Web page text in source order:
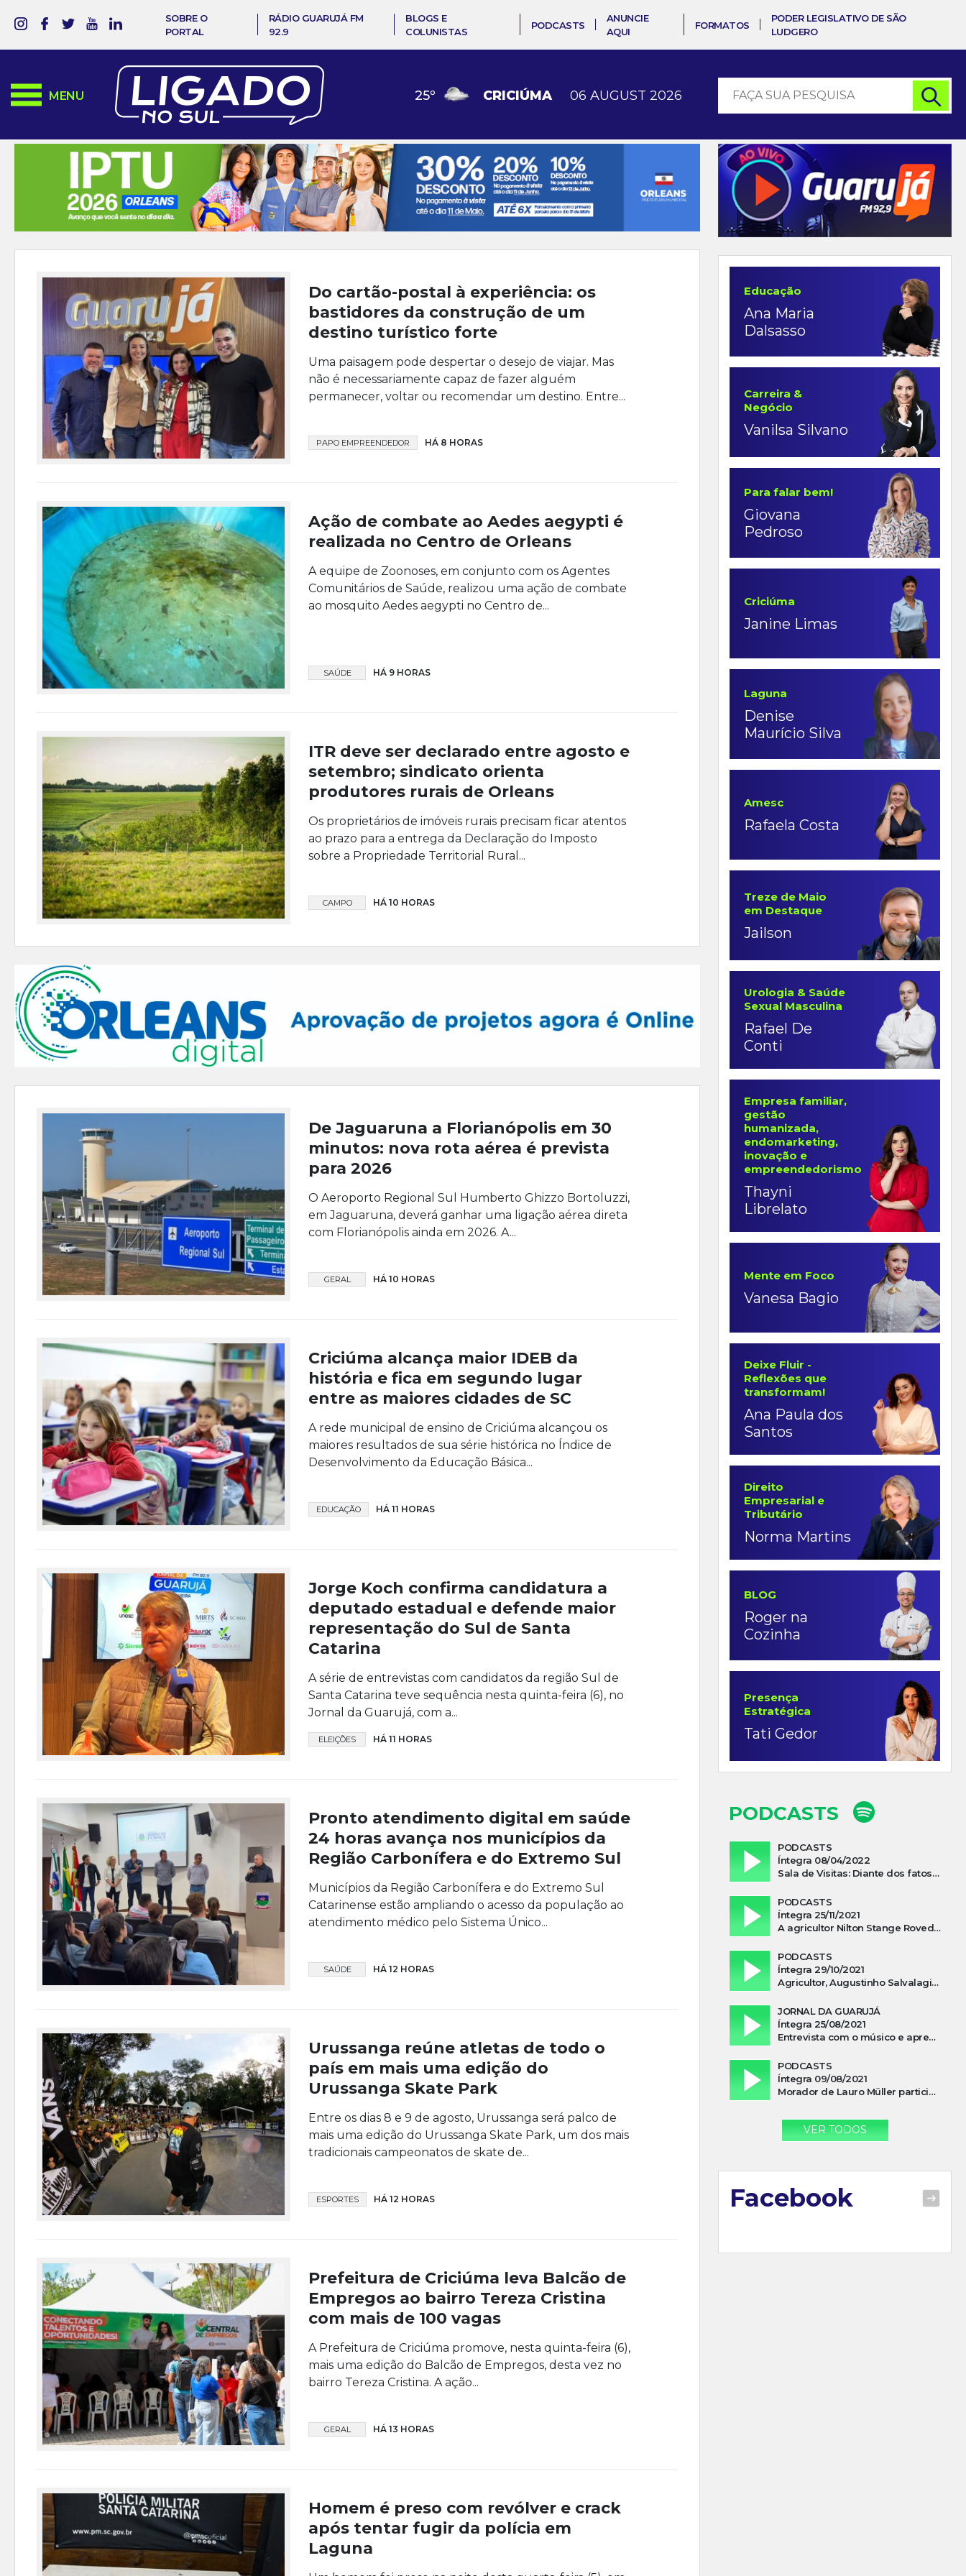
SOBRE O
PORTAL
RÁDIO GUARUJÁ FM
92.9
BLOGS E
COLUNISTAS
PODCASTS
ANUNCIE
AQUI
FORMATOS
PODER LEGISLATIVO DE SÃO
LUDGERO
MENU 25º CRICIÚMA 06 AUGUST 2026
Do cartão-postal à experiência: os
bastidores da construção de um
destino turístico forte
Uma paisagem pode despertar o desejo de viajar. Mas
não é necessariamente capaz de fazer alguém
permanecer, voltar ou recomendar um destino. Entre...
PAPO EMPREENDEDOR HÁ 8 HORAS
Ação de combate ao Aedes aegypti é
realizada no Centro de Orleans
A equipe de Zoonoses, em conjunto com os Agentes
Comunitários de Saúde, realizou uma ação de combate
ao mosquito Aedes aegypti no Centro de...
SAÚDE HÁ 9 HORAS
ITR deve ser declarado entre agosto e
setembro; sindicato orienta
produtores rurais de Orleans
Os proprietários de imóveis rurais precisam ficar atentos
ao prazo para a entrega da Declaração do Imposto
sobre a Propriedade Territorial Rural...
CAMPO HÁ 10 HORAS
De Jaguaruna a Florianópolis em 30
minutos: nova rota aérea é prevista
para 2026
O Aeroporto Regional Sul Humberto Ghizzo Bortoluzzi,
em Jaguaruna, deverá ganhar uma ligação aérea direta
com Florianópolis ainda em 2026. A...
GERAL HÁ 10 HORAS
Criciúma alcança maior IDEB da
história e fica em segundo lugar
entre as maiores cidades de SC
A rede municipal de ensino de Criciúma alcançou os
maiores resultados de sua série histórica no Índice de
Desenvolvimento da Educação Básica...
EDUCAÇÃO HÁ 11 HORAS
Jorge Koch confirma candidatura a
deputado estadual e defende maior
representação do Sul de Santa
Catarina
A série de entrevistas com candidatos da região Sul de
Santa Catarina teve sequência nesta quinta-feira (6), no
Jornal da Guarujá, com a...
ELEIÇÕES HÁ 11 HORAS
Pronto atendimento digital em saúde
24 horas avança nos municípios da
Região Carbonífera e do Extremo Sul
Municípios da Região Carbonífera e do Extremo Sul
Catarinense estão ampliando o acesso da população ao
atendimento médico pelo Sistema Único...
SAÚDE HÁ 12 HORAS
Urussanga reúne atletas de todo o
país em mais uma edição do
Urussanga Skate Park
Entre os dias 8 e 9 de agosto, Urussanga será palco de
mais uma edição do Urussanga Skate Park, um dos mais
tradicionais campeonatos de skate de...
ESPORTES HÁ 12 HORAS
Prefeitura de Criciúma leva Balcão de
Empregos ao bairro Tereza Cristina
com mais de 100 vagas
A Prefeitura de Criciúma promove, nesta quinta-feira (6),
mais uma edição do Balcão de Empregos, desta vez no
bairro Tereza Cristina. A ação...
GERAL HÁ 13 HORAS
Homem é preso com revólver e crack
após tentar fugir da polícia em
Laguna
Educação
Ana Maria
Dalsasso
Carreira &
Negócio
Vanilsa Silvano
Para falar bem!
Giovana
Pedroso
Criciúma
Janine Limas
Laguna
Denise
Maurício Silva
Amesc
Rafaela Costa
Treze de Maio
em Destaque
Jailson
Urologia & Saúde
Sexual Masculina
Rafael De
Conti
Empresa familiar,
gestão
humanizada,
endomarketing,
inovação e
empreendedorismo
Thayni
Librelato
Mente em Foco
Vanesa Bagio
Deixe Fluir -
Reflexões que
transformam!
Ana Paula dos
Santos
Direito
Empresarial e
Tributário
Norma Martins
BLOG
Roger na
Cozinha
Presença
Estratégica
Tati Gedor
PODCASTS
PODCASTS
Íntegra 08/04/2022
Sala de Visitas: Diante dos fatos que influenciam a economia o que podemos esperar de 2022
PODCASTS
Íntegra 25/11/2021
A agricultor Nilton Stange Roveda, afirma ter recebido ajuda espiritual durante acidente
PODCASTS
Íntegra 29/10/2021
Agricultor, Augustinho Salvalagio, relata sobre aparição do Cavaleiro Negro no Rio das Furnas
JORNAL DA GUARUJÁ
Íntegra 25/08/2021
Entrevista com o músico e apresentador, Lismael Ferrareis, no Cidade e Campo
PODCASTS
Íntegra 09/08/2021
Morador de Lauro Müller participa de motociata em apoio a Bolsonaro
VER TODOS
Facebook